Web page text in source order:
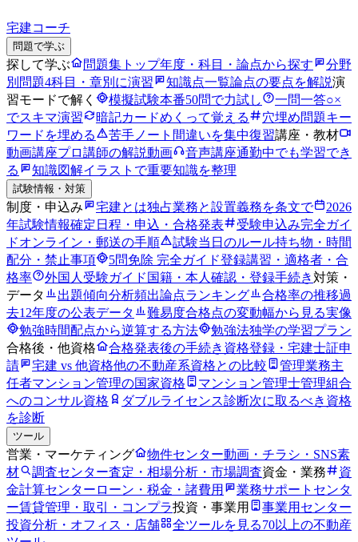
宅建コーチ
問題で学ぶ
探して学ぶ 問題集トップ年度・科目・論点から探す
分野
別問題4科目・章別に演習 知識点一覧論点の要点を解説演
習モードで解く
模擬試験本番50問で力試し 一問一答○×
でスキマ演習
暗記カードめくって覚える 穴埋め問題キー
ワードを埋める
苦手ノート 間違いを集中復習講座・教材
動画講座プロ講師の解説動画 音声講座通勤中でも学習でき
る
知識図解イラストで重要知識を整理
試験情報・対策
制度・申込み 宅建とは独占業務と設置義務を条文で
2026
年試験情報確定日程・申込・合格発表
受験申込み完全ガイ
ドオンライン・郵送の手順 試験当日のルール持ち物・時間
配分・禁止事項
5問免除 完全ガイド登録講習・適格者・合
格率
外国人受験ガイド 国籍・本人確認・登録手続き対策・
データ
出題傾向分析頻出論点ランキング 合格率の推移過
去12年度の公表データ
難易度合格点の変動幅から見る実像
勉強時間配点から逆算する方法 勉強法独学の学習プラン
合格後・他資格
合格発表後の手続き 資格登録・宅建士証申
請
宅建 vs 他資格他の不動産系資格との比較
管理業務主
任者マンション管理の国家資格 マンション管理士管理組合
へのコンサル資格
ダブルライセンス診断次に取るべき資格
を診断
ツール
営業・マーケティング 物件センター動画・チラシ・SNS素
材
調査センター査定・相場分析・市場調査資金・業務
資
金計算センター ローン・税金・諸費用
業務サポートセンタ
ー賃貸管理・取引・コンプラ投資・事業用
事業用センター
投資分析・オフィス・店舗
全ツールを見る70以上の不動産